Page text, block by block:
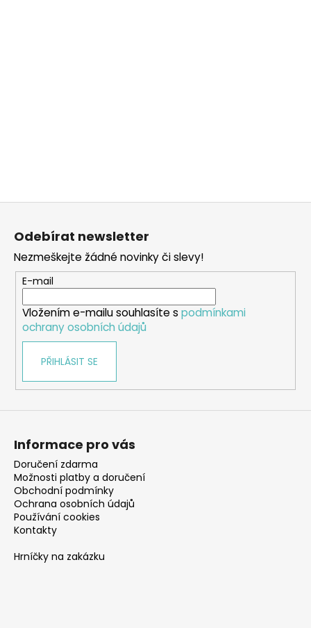
Z
Odebírat newsletter
Nezmeškejte žádné novinky či slevy!
E-mail
Vložením e-mailu souhlasíte s podmínkami
ochrany osobních údajů
PŘIHLÁSIT SE
Informace pro vás
Doručení zdarma
Možnosti platby a doručení
Obchodní podmínky
Ochrana osobních údajů
Používání cookies
Kontakty
Hrníčky na zakázku